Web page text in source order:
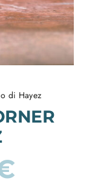
di Hayez